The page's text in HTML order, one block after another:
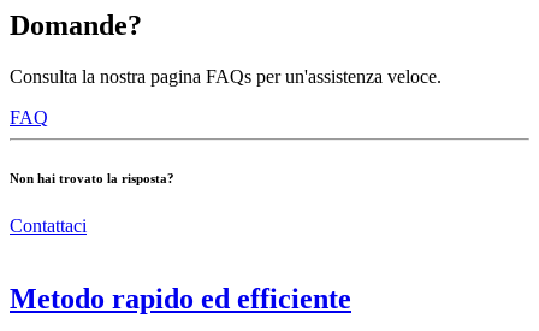
Domande?
Consulta la nostra pagina FAQs per un'assistenza veloce.
FAQ
Non hai trovato la risposta?
Contattaci
Metodo rapido ed efficiente